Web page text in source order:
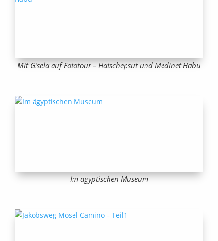
Mit Gisela auf Fototour – Hatschepsut und Medinet Habu
Im ägyptischen Museum